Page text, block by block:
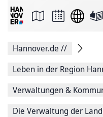
Seite
Facebook
teilen
Seitenlink
Seite
Hannover.de //
Leben in der Region
Verwaltungen &
Die Verwaltung der